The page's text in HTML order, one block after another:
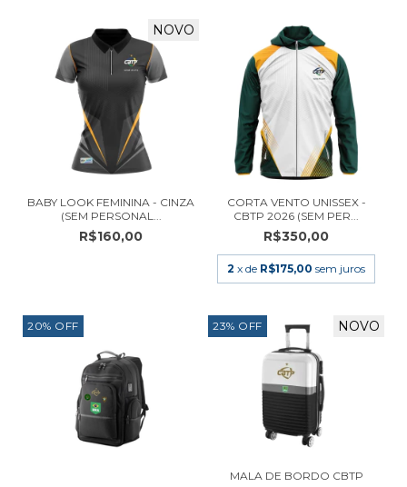
NOVO
BABY LOOK FEMININA - CINZA
(SEM PERSONAL...
R$160,00
CORTA VENTO UNISSEX -
CBTP 2026 (SEM PER...
R$350,00
2 x de R$175,00 sem juros
20% OFF 23% OFF NOVO
MALA DE BORDO CBTP